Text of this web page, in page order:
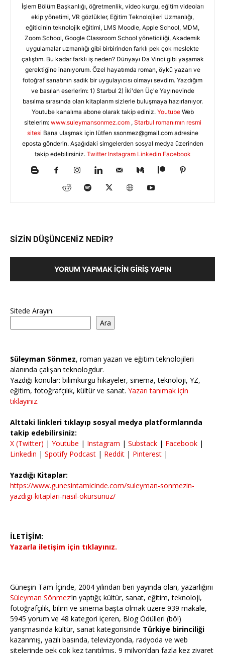
İşlem Bölüm Başkanlığı, öğretmenlik, video kurgu, eğitim videoları
ekip yönetimi, VR gözlükler, Eğitim Teknolojileri Uzmanlığı,
eğiticinin teknolojik eğitimi, LMS Moodle, Apple School, MDM,
Zoom School, Google Classroom School yöneticiliği, Akademik
uygulamalar uzmanlığı gibi birbirinden farklı pek çok meslekte
çalıştım. Bu kadar farklı iş neden? Dünyayı Da Vinci gibi yaşamak
gerektiğine inanıyorum. Özel hayatımda roman, öykü yazarı ve
fotoğraf sanatının sadık bir uygulayıcısı olmayı sevdim. Yazdığım
ve basılan eserlerim: 1) Starbul 2) İki'den Üç'e Yayınevinde
basılma sırasında olan kitaplarım sizlerle buluşmaya hazırlanıyor.
Youtube kanalıma abone olarak takip ediniz. YoutubeWeb
sitelerim: www.suleymansonmez.com , Starbul romanımın resmi
sitesi Bana ulaşmak için lütfen ssonmez@gmail.comadresine
eposta gönderin. Aşağıdaki simgelerden sosyal medya üzerinden
takip edebilirsiniz. Twitter Instagram Linkedin Facebook
SİZİN DÜŞÜNCENİZ NEDİR?
YORUM YAPMAK İÇIN GIRIŞ YAPIN
Sitede Arayın:
Ara
Süleyman Sönmez, roman yazarı ve eğitim teknolojileri
alanında çalışan teknologdur.
Yazdığı konular: bilimkurgu hikayeler, sinema, teknoloji, YZ,
eğitim, fotoğrafçılık, kültür ve sanat. Yazarı tanımak için
tıklayınız.
Alttaki linkleri tıklayıp sosyal medya platformlarında
takip edebilirsiniz:
X (Twitter) | Youtube | Instagram | Substack | Facebook |
Linkedin | Spotify Podcast | Reddit | Pinterest |
Yazdığı Kitaplar:
https://www.gunesintamicinde.com/suleyman-sonmezin-
yazdigi-kitaplari-nasil-okursunuz/
İLETİŞİM:
Yazarla iletişim için tıklayınız.
Güneşin Tam İçinde, 2004 yılından beri yayında olan, yazarlığını
Süleyman Sönmez‘in yaptığı; kültür, sanat, eğitim, teknoloji,
fotoğrafçılık, bilim ve sinema başta olmak üzere 939 makale,
5945 yorum ve 48 kategori içeren, Blog Ödülleri (bö!)
yarışmasında kültür, sanat kategorisinde Türkiye birinciliği
kazanmış, yazılı basında, televizyonda, radyoda ve web
sitelerinde pek çok kez tanıtılmış, 9 milyon’dan fazla kez ziyaret